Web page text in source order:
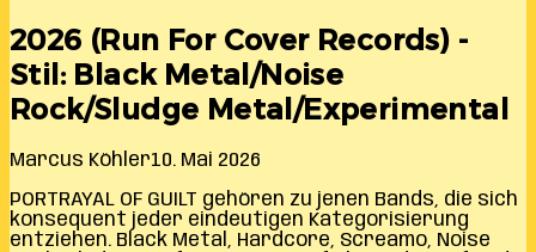
2026 (Run For Cover Records) -
Stil: Black Metal/Noise
Rock/Sludge Metal/Experimental
Marcus Köhler10. Mai 2026
PORTRAYAL OF GUILT gehören zu jenen Bands, die sich
konsequent jeder eindeutigen Kategorisierung
entziehen. Black Metal, Hardcore, Screamo, Noise